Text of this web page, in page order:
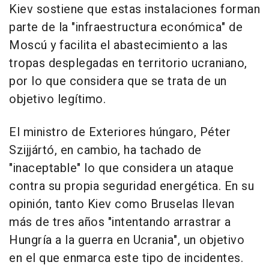
Kiev sostiene que estas instalaciones forman
parte de la "infraestructura económica" de
Moscú y facilita el abastecimiento a las
tropas desplegadas en territorio ucraniano,
por lo que considera que se trata de un
objetivo legítimo.
El ministro de Exteriores húngaro, Péter
Szijjártó, en cambio, ha tachado de
"inaceptable" lo que considera un ataque
contra su propia seguridad energética. En su
opinión, tanto Kiev como Bruselas llevan
más de tres años "intentando arrastrar a
Hungría a la guerra en Ucrania", un objetivo
en el que enmarca este tipo de incidentes.